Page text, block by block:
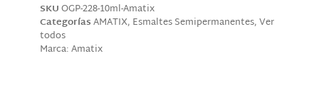
SKUOGP-228-10ml-Amatix
CategoríasAMATIX, Esmaltes Semipermanentes,Ver
todos
Marca:Amatix